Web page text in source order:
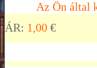
Az Ön által
ÁR: 1,00 €